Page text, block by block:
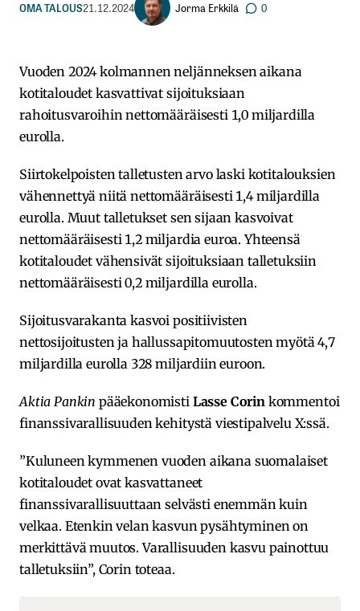
OMA TALOUS21.12.2024 Jorma Erkkilä 0
Vuoden 2024 kolmannen neljänneksen aikana
kotitaloudet kasvattivat sijoituksiaan
rahoitusvaroihin nettomääräisesti 1,0 miljardilla
eurolla.
Siirtokelpoisten talletusten arvo laski kotitalouksien
vähennettyä niitä nettomääräisesti 1,4 miljardilla
eurolla. Muut talletukset sen sijaan kasvoivat
nettomääräisesti 1,2 miljardia euroa. Yhteensä
kotitaloudet vähensivät sijoituksiaan talletuksiin
nettomääräisesti 0,2 miljardilla eurolla.
Sijoitusvarakanta kasvoi positiivisten
nettosijoitusten ja hallussapitomuutosten myötä 4,7
miljardilla eurolla 328 miljardiin euroon.
Aktia Pankin pääekonomisti Lasse Corin kommentoi
finanssivarallisuuden kehitystä viestipalvelu X:ssä.
”Kuluneen kymmenen vuoden aikana suomalaiset
kotitaloudet ovat kasvattaneet
finanssivarallisuuttaan selvästi enemmän kuin
velkaa. Etenkin velan kasvun pysähtyminen on
merkittävä muutos. Varallisuuden kasvu painottuu
talletuksiin”, Corin toteaa.